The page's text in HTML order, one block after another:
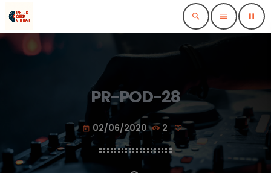
search menu pause
PR-POD-28
today 02/06/2020 2